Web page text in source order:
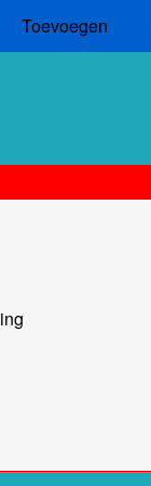
Toevoegen